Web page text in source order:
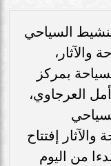
السياحي
والآثار،
بمركز
العرجاوي،
والآثار إفتتاح
من اليوم